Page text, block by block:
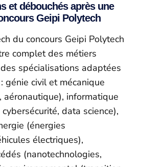
et débouchés après une
Geipi Polytech
du concours Geipi Polytech
complet des métiers
spécialisations adaptées
génie civil et mécanique
aéronautique), informatique
data science),
(énergies
électriques),
(nanotechnologies,